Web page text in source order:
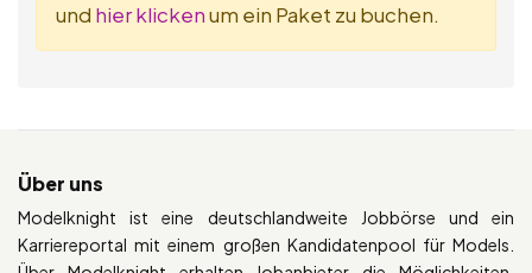
und hier klickenum ein Paket zu buchen.
Über uns
Modelknight ist eine deutschlandweite Jobbörse und ein
Karriereportal mit einem großen Kandidatenpool für Models.